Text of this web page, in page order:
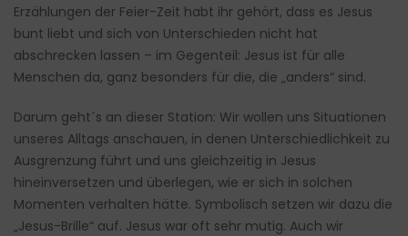
Erzählungen der Feier-Zeit habt ihr gehört, dass es Jesus
bunt liebt und sich von Unterschieden nicht hat
abschrecken lassen – im Gegenteil: Jesus ist für alle
Menschen da, ganz besonders für die, die „anders“ sind.
Darum geht´s an dieser Station: Wir wollen uns Situationen
unseres Alltags anschauen, in denen Unterschiedlichkeit zu
Ausgrenzung führt und uns gleichzeitig in Jesus
hineinversetzen und überlegen, wie er sich in solchen
Momenten verhalten hätte. Symbolisch setzen wir dazu die
„Jesus-Brille“ auf. Jesus war oft sehr mutig. Auch wir